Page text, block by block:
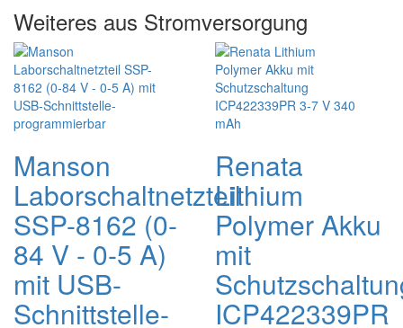
Weiteres aus Stromversorgung
Manson
Laborschaltnetzteil
SSP-8162 (0-
84 V - 0-5 A)
mit USB-
Schnittstelle-
Renata
Lithium
Polymer Akku
mit
ICP422339PR